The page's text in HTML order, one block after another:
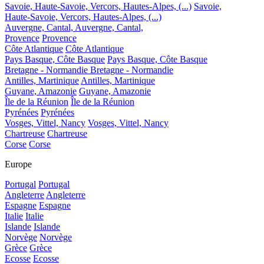
Savoie, Haute-Savoie, Vercors, Hautes-Alpes, (...) Savoie,
Haute-Savoie, Vercors, Hautes-Alpes, (...)
Auvergne, Cantal, Auvergne, Cantal,
Provence Provence
Côte Atlantique Côte Atlantique
Pays Basque, Côte Basque Pays Basque, Côte Basque
Bretagne - Normandie Bretagne - Normandie
Antilles, Martinique Antilles, Martinique
Guyane, Amazonie Guyane, Amazonie
Île de la Réunion Île de la Réunion
Pyrénées Pyrénées
Vosges, Vittel, Nancy Vosges, Vittel, Nancy
Chartreuse Chartreuse
Corse Corse
Europe
Portugal Portugal
Angleterre Angleterre
Espagne Espagne
Italie Italie
Islande Islande
Norvège Norvège
Grèce Grèce
Ecosse Ecosse